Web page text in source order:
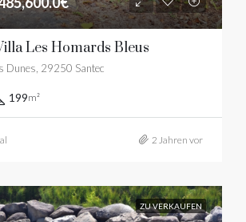
Les Homards Bleus
Dunes, 29250 Santec
199m²
2 Jahren vor
ZU VERKAUFEN